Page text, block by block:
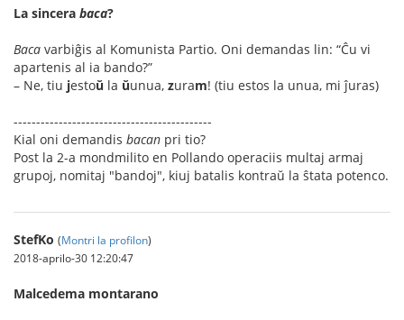
La sincera baca?
Baca varbiĝis al Komunista Partio. Oni demandas lin: “Ĉu vi
apartenis al ia bando?”
– Ne, tiu jestoŭ la ŭunua, zuram! (tiu estos la unua, mi ĵuras)
--------------------------------------------
Kial oni demandis bacan pri tio?
Post la 2-a mondmilito en Pollando operaciis multaj armaj
grupoj, nomitaj "bandoj", kiuj batalis kontraŭ la ŝtata potenco.
StefKo (Montri la profilon)
2018-aprilo-30 12:20:47
Malcedema montarano